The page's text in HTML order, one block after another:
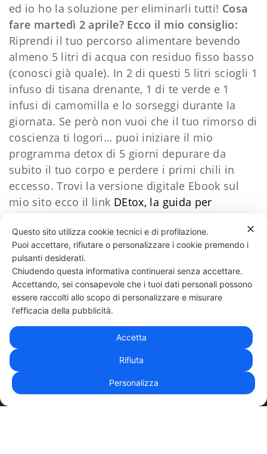
ed io ho la soluzione per eliminarli tutti! Cosa
fare martedì 2 aprile? Ecco il mio consiglio:
Riprendi il tuo percorso alimentare bevendo
almeno 5 litri di acqua con residuo fisso basso
(conosci già quale). In 2 di questi 5 litri sciogli 1
infuso di tisana drenante, 1 di te verde e 1
infusi di camomilla e lo sorseggi durante la
giornata. Se però non vuoi che il tuo rimorso di
coscienza ti logori… puoi iniziare il mio
programma detox di 5 giorni depurare da
subito il tuo corpo e perdere i primi chili in
eccesso. Trovi la versione digitale Ebook sul
mio sito ecco il link DEtox, la guida per
57 LIKES
331 818 4777DANIELE ESPOSITO
| PRIVACY POLICY
✕
Questo sito utilizza cookie tecnici e di profilazione.
Puoi accettare, rifiutare o personalizzare i cookie premendo i
pulsanti desiderati.
Chiudendo questa informativa continuerai senza accettare.
Accettando, sei consapevole che i tuoi dati personali possono
essere raccolti allo scopo di personalizzare e misurare
l'efficacia della pubblicità.
Accetta
Rifiuta
Personalizza